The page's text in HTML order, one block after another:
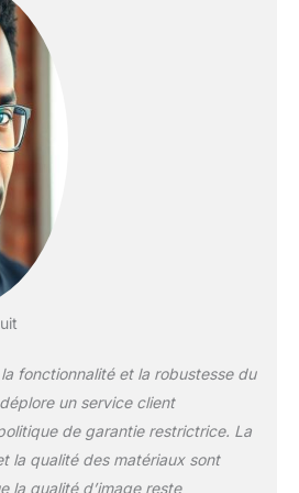
chaque unité de vie
écrans installés à
l'intérieur de la même
alimentations
européennes,
anglaises,
américaines
fonctionnalité et la robustesse du
un service client
de garantie restrictrice. La
la qualité des matériaux sont
la qualité d’image reste